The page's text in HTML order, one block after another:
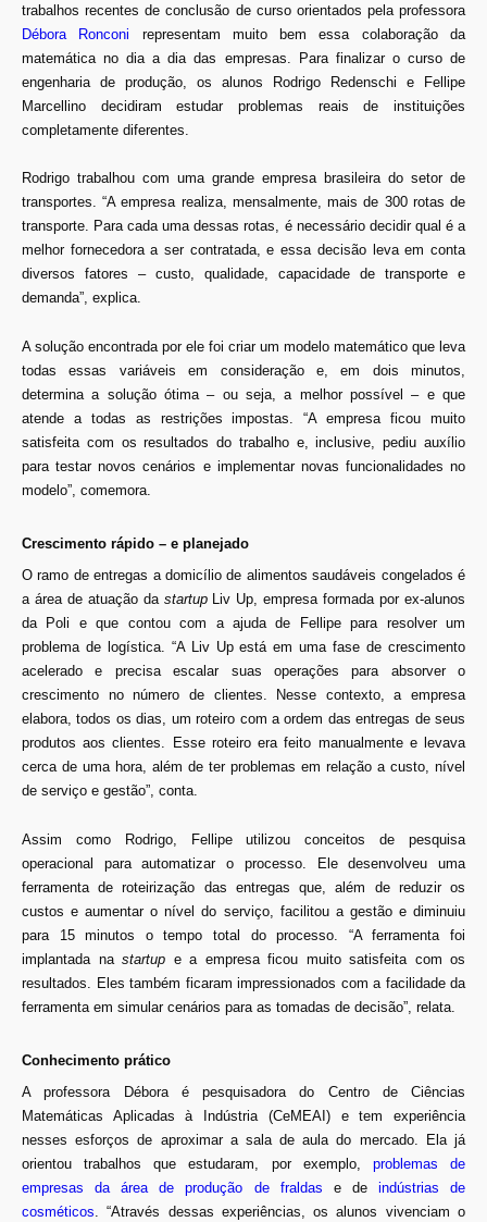
trabalhos recentes de conclusão de curso orientados pela professora
Débora Ronconi representam muito bem essa colaboração da
matemática no dia a dia das empresas. Para finalizar o curso de
engenharia de produção, os alunos Rodrigo Redenschi e Fellipe
Marcellino decidiram estudar problemas reais de instituições
completamente diferentes.
Rodrigo trabalhou com uma grande empresa brasileira do setor de
transportes. “A empresa realiza, mensalmente, mais de 300 rotas de
transporte. Para cada uma dessas rotas, é necessário decidir qual é a
melhor fornecedora a ser contratada, e essa decisão leva em conta
diversos fatores – custo, qualidade, capacidade de transporte e
demanda”, explica.
A solução encontrada por ele foi criar um modelo matemático que leva
todas essas variáveis em consideração e, em dois minutos,
determina a solução ótima – ou seja, a melhor possível – e que
atende a todas as restrições impostas. “A empresa ficou muito
satisfeita com os resultados do trabalho e, inclusive, pediu auxílio
para testar novos cenários e implementar novas funcionalidades no
modelo”, comemora.
Crescimento rápido – e planejado
O ramo de entregas a domicílio de alimentos saudáveis congelados é
a área de atuação da startupLiv Up, empresa formada por ex-alunos
da Poli e que contou com a ajuda de Fellipe para resolver um
problema de logística. “A Liv Up está em uma fase de crescimento
acelerado e precisa escalar suas operações para absorver o
crescimento no número de clientes. Nesse contexto, a empresa
elabora, todos os dias, um roteiro com a ordem das entregas de seus
produtos aos clientes. Esse roteiro era feito manualmente e levava
cerca de uma hora, além de ter problemas em relação a custo, nível
de serviço e gestão”, conta.
Assim como Rodrigo, Fellipe utilizou conceitos de pesquisa
operacional para automatizar o processo. Ele desenvolveu uma
ferramenta de roteirização das entregas que, além de reduzir os
custos e aumentar o nível do serviço, facilitou a gestão e diminuiu
para 15 minutos o tempo total do processo. “A ferramenta foi
implantada na startup e a empresa ficou muito satisfeita com os
resultados. Eles também ficaram impressionados com a facilidade da
ferramenta em simular cenários para as tomadas de decisão”, relata.
Conhecimento prático
A professora Débora é pesquisadora do Centro de Ciências
Matemáticas Aplicadas à Indústria (CeMEAI) e tem experiência
nesses esforços de aproximar a sala de aula do mercado. Ela já
orientou trabalhos que estudaram, por exemplo, problemas de
empresas da área de produção de fraldas e de indústrias de
cosméticos. “Através dessas experiências, os alunos vivenciam o